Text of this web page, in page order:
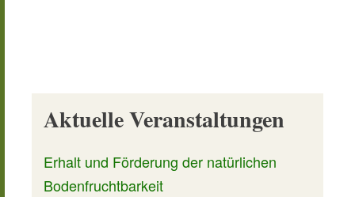
Aktuelle Veranstaltungen
Erhalt und Förderung der natürlichen
Bodenfruchtbarkeit